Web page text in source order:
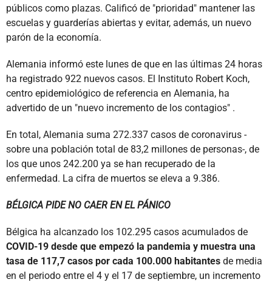
públicos como plazas. Calificó de "prioridad" mantener las
escuelas y guarderías abiertas y evitar, además, un nuevo
parón de la economía.
Alemania informó este lunes de que en las últimas 24 horas
ha registrado 922 nuevos casos. El Instituto Robert Koch,
centro epidemiológico de referencia en Alemania, ha
advertido de un "nuevo incremento de los contagios" .
En total, Alemania suma 272.337 casos de coronavirus -
sobre una población total de 83,2 millones de personas-, de
los que unos 242.200 ya se han recuperado de la
enfermedad. La cifra de muertos se eleva a 9.386.
BÉLGICA PIDE NO CAER EN EL PÁNICO
Bélgica ha alcanzado los 102.295 casos acumulados de
COVID-19 desde que empezó la pandemia y muestra una
tasa de 117,7 casos por cada 100.000 habitantes de media
en el periodo entre el 4 y el 17 de septiembre, un incremento